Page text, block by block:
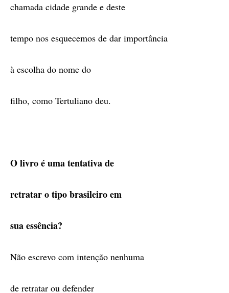
chamada cidade grande e deste
tempo nos esquecemos de dar importância
à escolha do nome do
filho, como Tertuliano deu.
O livro é uma tentativa de
retratar o tipo brasileiro em
sua essência?
Não escrevo com intenção nenhuma
de retratar ou defender